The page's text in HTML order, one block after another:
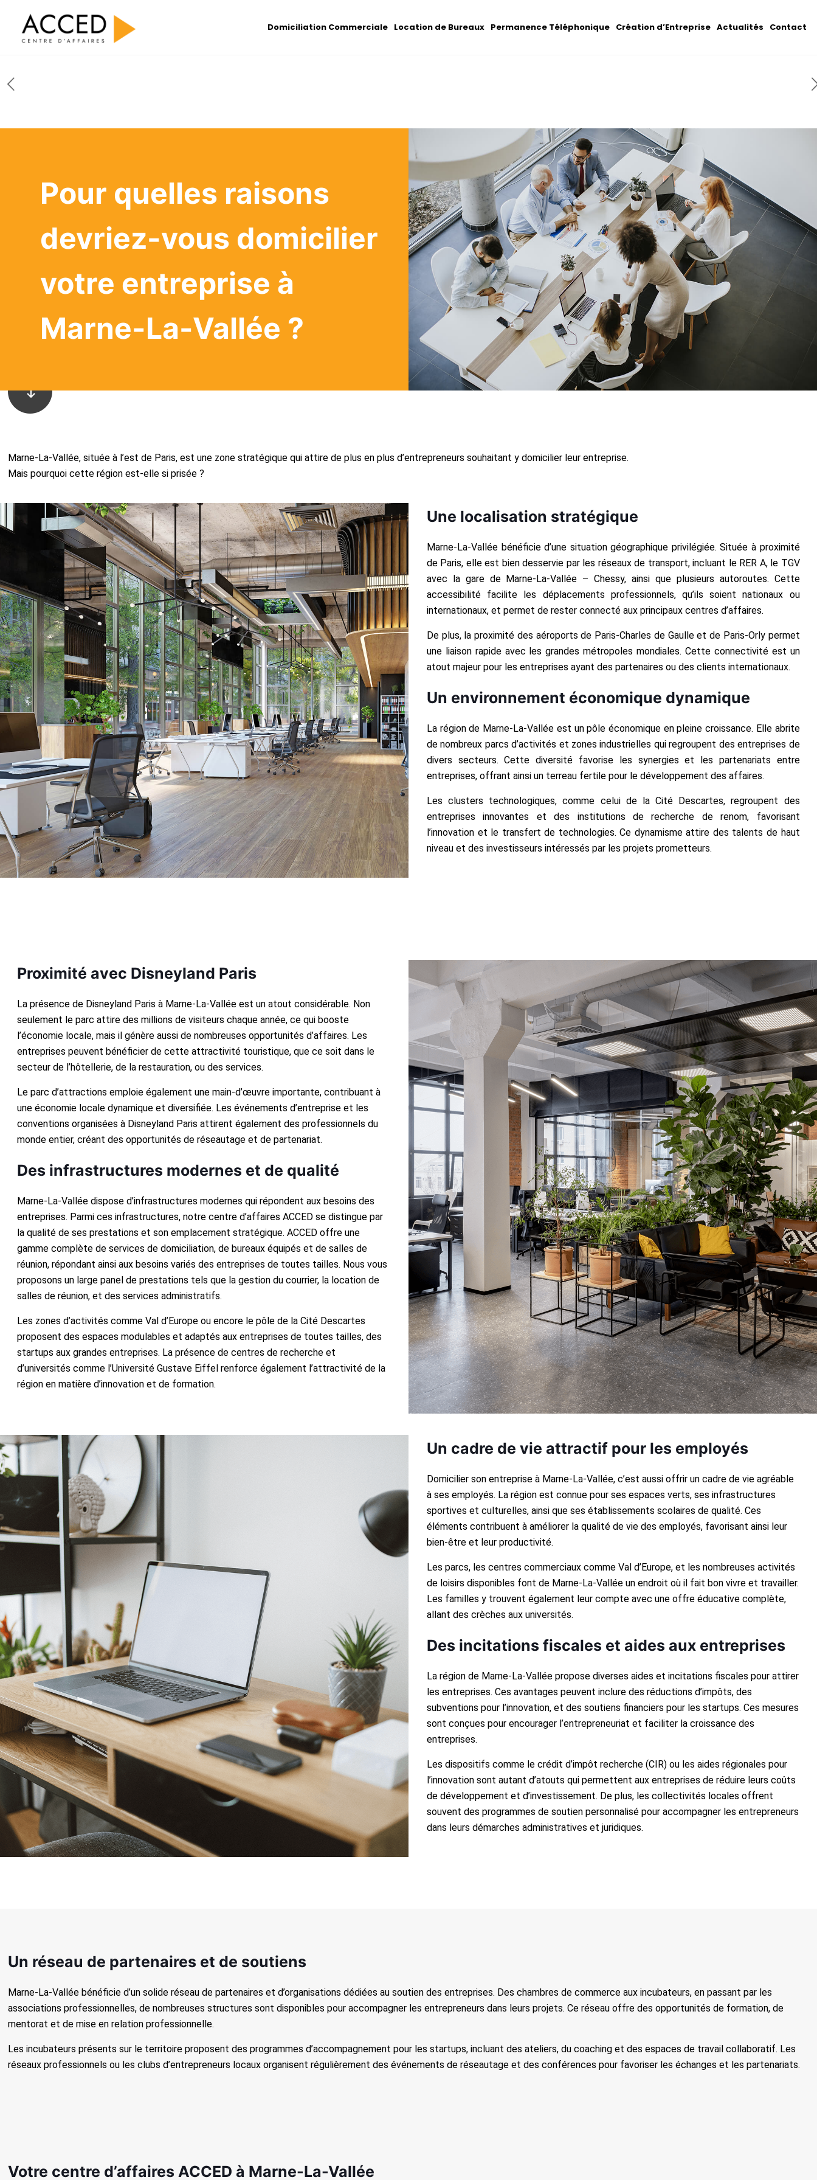
Domiciliation Commerciale Location de Bureaux Permanence Téléphonique Création d’Entreprise Actualités Contact
Pour quelles raisons
devriez-vous domicilier
votre entreprise à
Marne-La-Vallée ?
Marne-La-Vallée, située à l’est de Paris, est une zone stratégique qui attire de plus en plus d’entrepreneurs souhaitant y domicilier leur entreprise.
Mais pourquoi cette région est-elle si prisée ?
Une localisation stratégique
Marne-La-Vallée bénéficie d’une situation géographique privilégiée. Située à proximité
de Paris, elle est bien desservie par les réseaux de transport, incluant le RER A, le TGV
avec la gare de Marne-La-Vallée – Chessy, ainsi que plusieurs autoroutes. Cette
accessibilité facilite les déplacements professionnels, qu’ils soient nationaux ou
internationaux, et permet de rester connecté aux principaux centres d’affaires.
De plus, la proximité des aéroports de Paris-Charles de Gaulle et de Paris-Orly permet
une liaison rapide avec les grandes métropoles mondiales. Cette connectivité est un
atout majeur pour les entreprises ayant des partenaires ou des clients internationaux.
Un environnement économique dynamique
La région de Marne-La-Vallée est un pôle économique en pleine croissance. Elle abrite
de nombreux parcs d’activités et zones industrielles qui regroupent des entreprises de
divers secteurs. Cette diversité favorise les synergies et les partenariats entre
entreprises, offrant ainsi un terreau fertile pour le développement des affaires.
Les clusters technologiques, comme celui de la Cité Descartes, regroupent des
entreprises innovantes et des institutions de recherche de renom, favorisant
l’innovation et le transfert de technologies. Ce dynamisme attire des talents de haut
niveau et des investisseurs intéressés par les projets prometteurs.
Proximité avec Disneyland Paris
La présence de Disneyland Paris à Marne-La-Vallée est un atout considérable. Non
seulement le parc attire des millions de visiteurs chaque année, ce qui booste
l’économie locale, mais il génère aussi de nombreuses opportunités d’affaires. Les
entreprises peuvent bénéficier de cette attractivité touristique, que ce soit dans le
secteur de l’hôtellerie, de la restauration, ou des services.
Le parc d’attractions emploie également une main-d’œuvre importante, contribuant à
une économie locale dynamique et diversifiée. Les événements d’entreprise et les
conventions organisées à Disneyland Paris attirent également des professionnels du
monde entier, créant des opportunités de réseautage et de partenariat.
Des infrastructures modernes et de qualité
Marne-La-Vallée dispose d’infrastructures modernes qui répondent aux besoins des
entreprises. Parmi ces infrastructures, notre centre d’affaires ACCED se distingue par
la qualité de ses prestations et son emplacement stratégique. ACCED offre une
gamme complète de services de domiciliation, de bureaux équipés et de salles de
réunion, répondant ainsi aux besoins variés des entreprises de toutes tailles. Nous vous
proposons un large panel de prestations tels que la gestion du courrier, la location de
salles de réunion, et des services administratifs.
Les zones d’activités comme Val d’Europe ou encore le pôle de la Cité Descartes
proposent des espaces modulables et adaptés aux entreprises de toutes tailles, des
startups aux grandes entreprises. La présence de centres de recherche et
d’universités comme l’Université Gustave Eiffel renforce également l’attractivité de la
région en matière d’innovation et de formation.
Un cadre de vie attractif pour les employés
Domicilier son entreprise à Marne-La-Vallée, c’est aussi offrir un cadre de vie agréable
à ses employés. La région est connue pour ses espaces verts, ses infrastructures
sportives et culturelles, ainsi que ses établissements scolaires de qualité. Ces
éléments contribuent à améliorer la qualité de vie des employés, favorisant ainsi leur
bien-être et leur productivité.
Les parcs, les centres commerciaux comme Val d’Europe, et les nombreuses activités
de loisirs disponibles font de Marne-La-Vallée un endroit où il fait bon vivre et travailler.
Les familles y trouvent également leur compte avec une offre éducative complète,
allant des crèches aux universités.
Des incitations fiscales et aides aux entreprises
La région de Marne-La-Vallée propose diverses aides et incitations fiscales pour attirer
les entreprises. Ces avantages peuvent inclure des réductions d’impôts, des
subventions pour l’innovation, et des soutiens financiers pour les startups. Ces mesures
sont conçues pour encourager l’entrepreneuriat et faciliter la croissance des
entreprises.
Les dispositifs comme le crédit d’impôt recherche (CIR) ou les aides régionales pour
l’innovation sont autant d’atouts qui permettent aux entreprises de réduire leurs coûts
de développement et d’investissement. De plus, les collectivités locales offrent
souvent des programmes de soutien personnalisé pour accompagner les entrepreneurs
dans leurs démarches administratives et juridiques.
Un réseau de partenaires et de soutiens
Marne-La-Vallée bénéficie d’un solide réseau de partenaires et d’organisations dédiées au soutien des entreprises. Des chambres de commerce aux incubateurs, en passant par les
associations professionnelles, de nombreuses structures sont disponibles pour accompagner les entrepreneurs dans leurs projets. Ce réseau offre des opportunités de formation, de
mentorat et de mise en relation professionnelle.
Les incubateurs présents sur le territoire proposent des programmes d’accompagnement pour les startups, incluant des ateliers, du coaching et des espaces de travail collaboratif. Les
réseaux professionnels ou les clubs d’entrepreneurs locaux organisent régulièrement des événements de réseautage et des conférences pour favoriser les échanges et les partenariats.
Votre centre d’affaires ACCED à Marne-La-Vallée